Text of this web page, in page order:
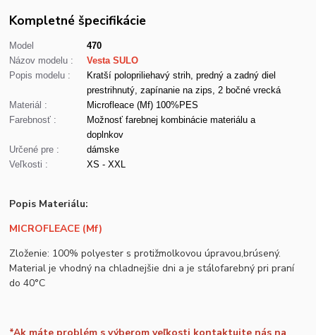
Kompletné špecifikácie
Model
470
Názov modelu :
Vesta SULO
Popis modelu :
Kratší polopriliehavý strih, predný a zadný diel
prestrihnutý, zapínanie na zips, 2 bočné vrecká
Materiál :
Microfleace (Mf) 100%PES
Farebnosť :
Možnosť farebnej kombinácie materiálu a
doplnkov
Určené pre :
dámske
Veľkosti :
XS - XXL
Popis Materiálu:
MICROFLEACE (Mf)
Zloženie: 100% polyester s protižmolkovou úpravou,brúsený.
Material je vhodný na chladnejšie dni a je stálofarebný pri praní
do 40°C